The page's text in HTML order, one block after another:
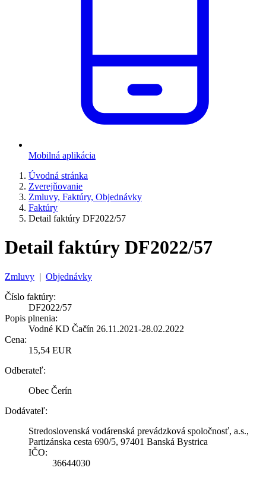
Mobilná aplikácia
Úvodná stránka
Zverejňovanie
Zmluvy, Faktúry, Objednávky
Faktúry
Detail faktúry DF2022/57
Detail faktúry DF2022/57
Zmluvy | Objednávky
Číslo faktúry:
DF2022/57
Popis plnenia:
Vodné KD Čačín 26.11.2021-28.02.2022
Cena:
15,54 EUR
Odberateľ:
Obec Čerín
Dodávateľ:
Stredoslovenská vodárenská prevádzková spoločnosť, a.s.,
Partizánska cesta 690/5, 97401 Banská Bystrica
IČO:
36644030